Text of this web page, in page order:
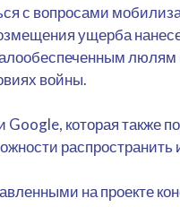
с вопросами
ущерба
люлям
войны.
которая также
на проекте